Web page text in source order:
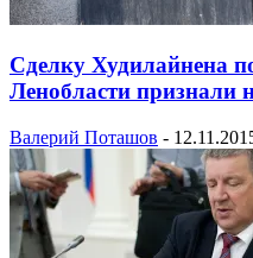
Сделку Худилайнена
Ленобласти признали
Валерий Поташов -